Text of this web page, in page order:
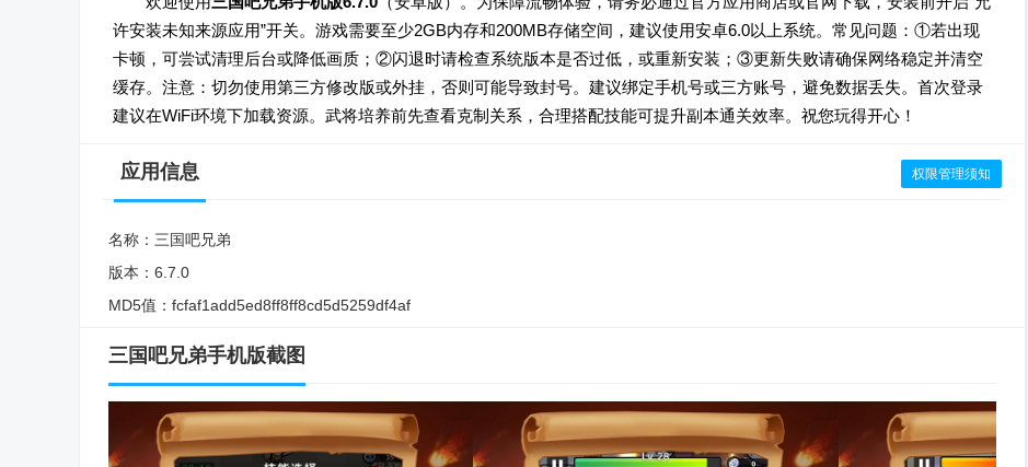
许安装未知来源应用”开关。游戏需要至少2GB内存和200MB存储空间，建议使用安卓6.0以上系统。常见问题：①若出现
卡顿，可尝试清理后台或降低画质；②闪退时请检查系统版本是否过低，或重新安装；③更新失败请确保网络稳定并清空
缓存。注意：切勿使用第三方修改版或外挂，否则可能导致封号。建议绑定手机号或三方账号，避免数据丢失。首次登录
建议在WiFi环境下加载资源。武将培养前先查看克制关系，合理搭配技能可提升副本通关效率。祝您玩得开心！
应用信息 权限管理须知
名称： 三国吧兄弟
版本： 6.7.0
MD5值： fcfaf1add5ed8ff8ff8cd5d5259df4af
三国吧兄弟手机版截图